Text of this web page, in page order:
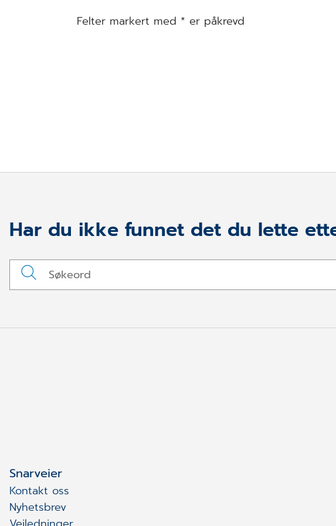
Felter markert med * er påkrevd
Har du ikke funnet det du lette
Snarveier
Kontakt oss
Nyhetsbrev